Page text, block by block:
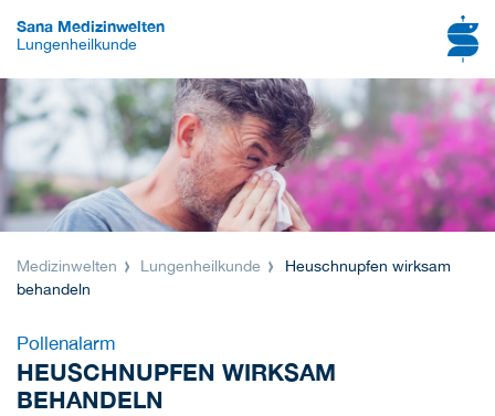
Sana Medizinwelten
Lungenheilkunde
Medizinwelten Lungenheilkunde
Heuschnupfen wirksam
behandeln
Pollenalarm
HEUSCHNUPFEN WIRKSAM
BEHANDELN